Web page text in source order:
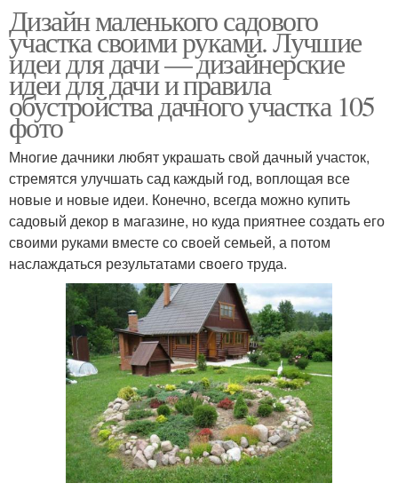
Дизайн маленького садового
участка своими руками. Лучшие
идеи для дачи — дизайнерские
идеи для дачи и правила
обустройства дачного участка 105
фото
Многие дачники любят украшать свой дачный участок,
стремятся улучшать сад каждый год, воплощая все
новые и новые идеи. Конечно, всегда можно купить
садовый декор в магазине, но куда приятнее создать его
своими руками вместе со своей семьей, а потом
наслаждаться результатами своего труда.